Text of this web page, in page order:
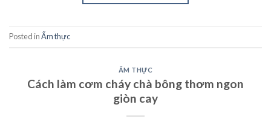
Posted inẨm thực
ẨM THỰC
Cách làm cơm cháy chà bông thơm ngon
giòn cay